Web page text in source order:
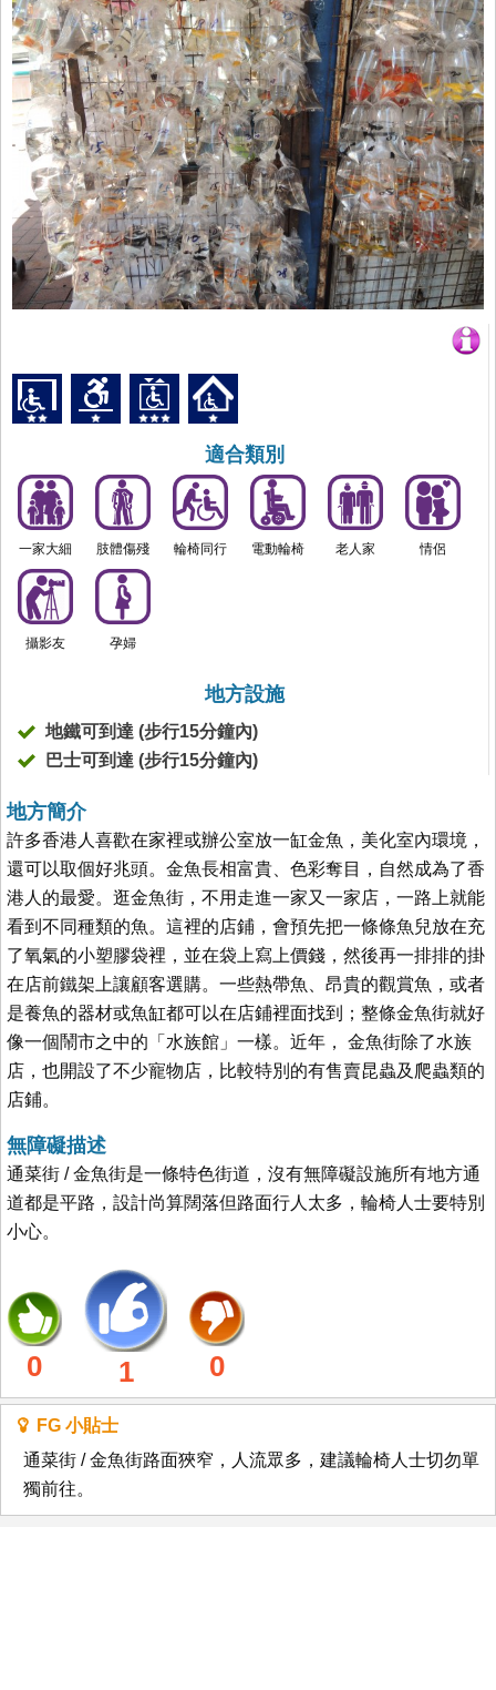
適合類別
一家大細 肢體傷殘 輪椅同行 電動輪椅 老人家 情侶
攝影友 孕婦
地方設施
地鐵可到達 (步行15分鐘內)
巴士可到達 (步行15分鐘內)
地方簡介
許多香港人喜歡在家裡或辦公室放一缸金魚，美化室內環境，
還可以取個好兆頭。金魚長相富貴、色彩奪目，自然成為了香
港人的最愛。逛金魚街，不用走進一家又一家店，一路上就能
看到不同種類的魚。這裡的店鋪，會預先把一條條魚兒放在充
了氧氣的小塑膠袋裡，並在袋上寫上價錢，然後再一排排的掛
在店前鐵架上讓顧客選購。一些熱帶魚、昂貴的觀賞魚，或者
是養魚的器材或魚缸都可以在店鋪裡面找到；整條金魚街就好
像一個鬧市之中的「水族館」一樣。近年， 金魚街除了水族
店，也開設了不少寵物店，比較特別的有售賣昆蟲及爬蟲類的
店鋪。
無障礙描述
通菜街 / 金魚街是一條特色街道，沒有無障礙設施所有地方通
道都是平路，設計尚算闊落但路面行人太多，輪椅人士要特別
小心。
0 1 0
FG 小貼士
通菜街 / 金魚街路面狹窄，人流眾多，建議輪椅人士切勿單
獨前往。